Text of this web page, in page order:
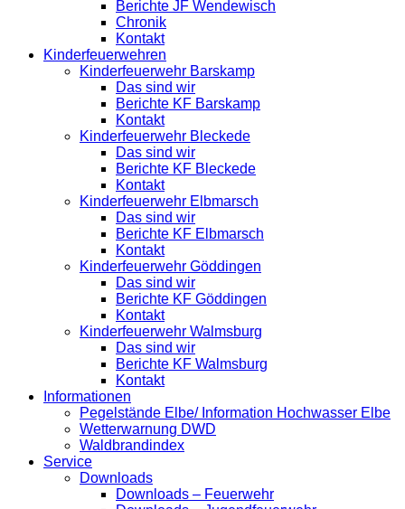
Berichte JF Wendewisch
Chronik
Kontakt
Kinderfeuerwehren
Kinderfeuerwehr Barskamp
Das sind wir
Berichte KF Barskamp
Kontakt
Kinderfeuerwehr Bleckede
Das sind wir
Berichte KF Bleckede
Kontakt
Kinderfeuerwehr Elbmarsch
Das sind wir
Berichte KF Elbmarsch
Kontakt
Kinderfeuerwehr Göddingen
Das sind wir
Berichte KF Göddingen
Kontakt
Kinderfeuerwehr Walmsburg
Das sind wir
Berichte KF Walmsburg
Kontakt
Informationen
Pegelstände Elbe/ Information Hochwasser Elbe
Wetterwarnung DWD
Waldbrandindex
Service
Downloads
Downloads – Feuerwehr